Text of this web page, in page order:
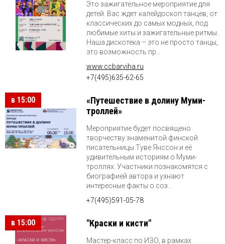
Это зажигательное мероприятие для
детей. Вас ждет калейдоскоп танцев, от
классических до самых модных, под
любимые хиты и зажигательные ритмы.
Наша дискотека – это не просто танцы,
это возможность пр...
www.ccbarviha.ru
+7(495)635-62-65
в 15:00
«Путешествие в долину Муми-
троллей»
Мероприятие будет посвящено
творчеству знаменитой финской
писательницы Туве Янссон и её
удивительным историям о Муми-
троллях. Участники познакомятся с
биографией автора и узнают
интересные факты о соз...
+7(495)591-05-78
в 15:00 "Краски и кисти"
Мастер-класс по ИЗО, в рамках